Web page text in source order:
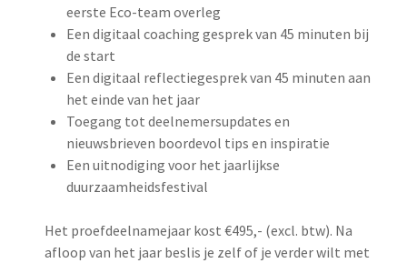
eerste Eco-team overleg
Een digitaal coaching gesprek van 45 minuten bij
de start
Een digitaal reflectiegesprek van 45 minuten aan
het einde van het jaar
Toegang tot deelnemersupdates en
nieuwsbrieven boordevol tips en inspiratie
Een uitnodiging voor het jaarlijkse
duurzaamheidsfestival
Het proefdeelnamejaar kost €495,- (excl. btw). Na
afloop van het jaar beslis je zelf of je verder wilt met